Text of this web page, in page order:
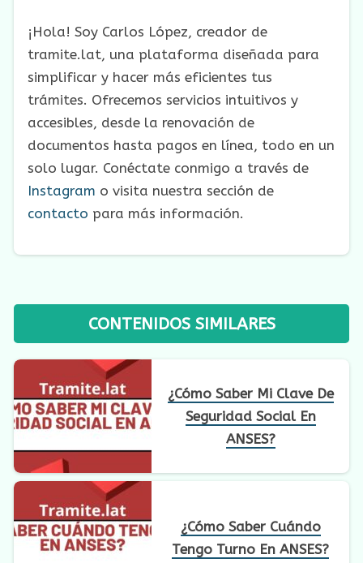
¡Hola! Soy Carlos López, creador de
tramite.lat, una plataforma diseñada para
simplificar y hacer más eficientes tus
trámites. Ofrecemos servicios intuitivos y
accesibles, desde la renovación de
documentos hasta pagos en línea, todo en un
solo lugar. Conéctate conmigo a través de
Instagram o visita nuestra sección de
contacto para más información.
CONTENIDOS SIMILARES
¿Cómo Saber Mi Clave De
Seguridad Social En
ANSES?
¿Cómo Saber Cuándo
Tengo Turno En ANSES?